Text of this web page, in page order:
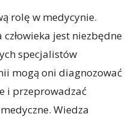
rolę w medycynie.
jest niezbędne
specjalistów
mogą oni diagnozować
i przeprowadzać
Wiedza